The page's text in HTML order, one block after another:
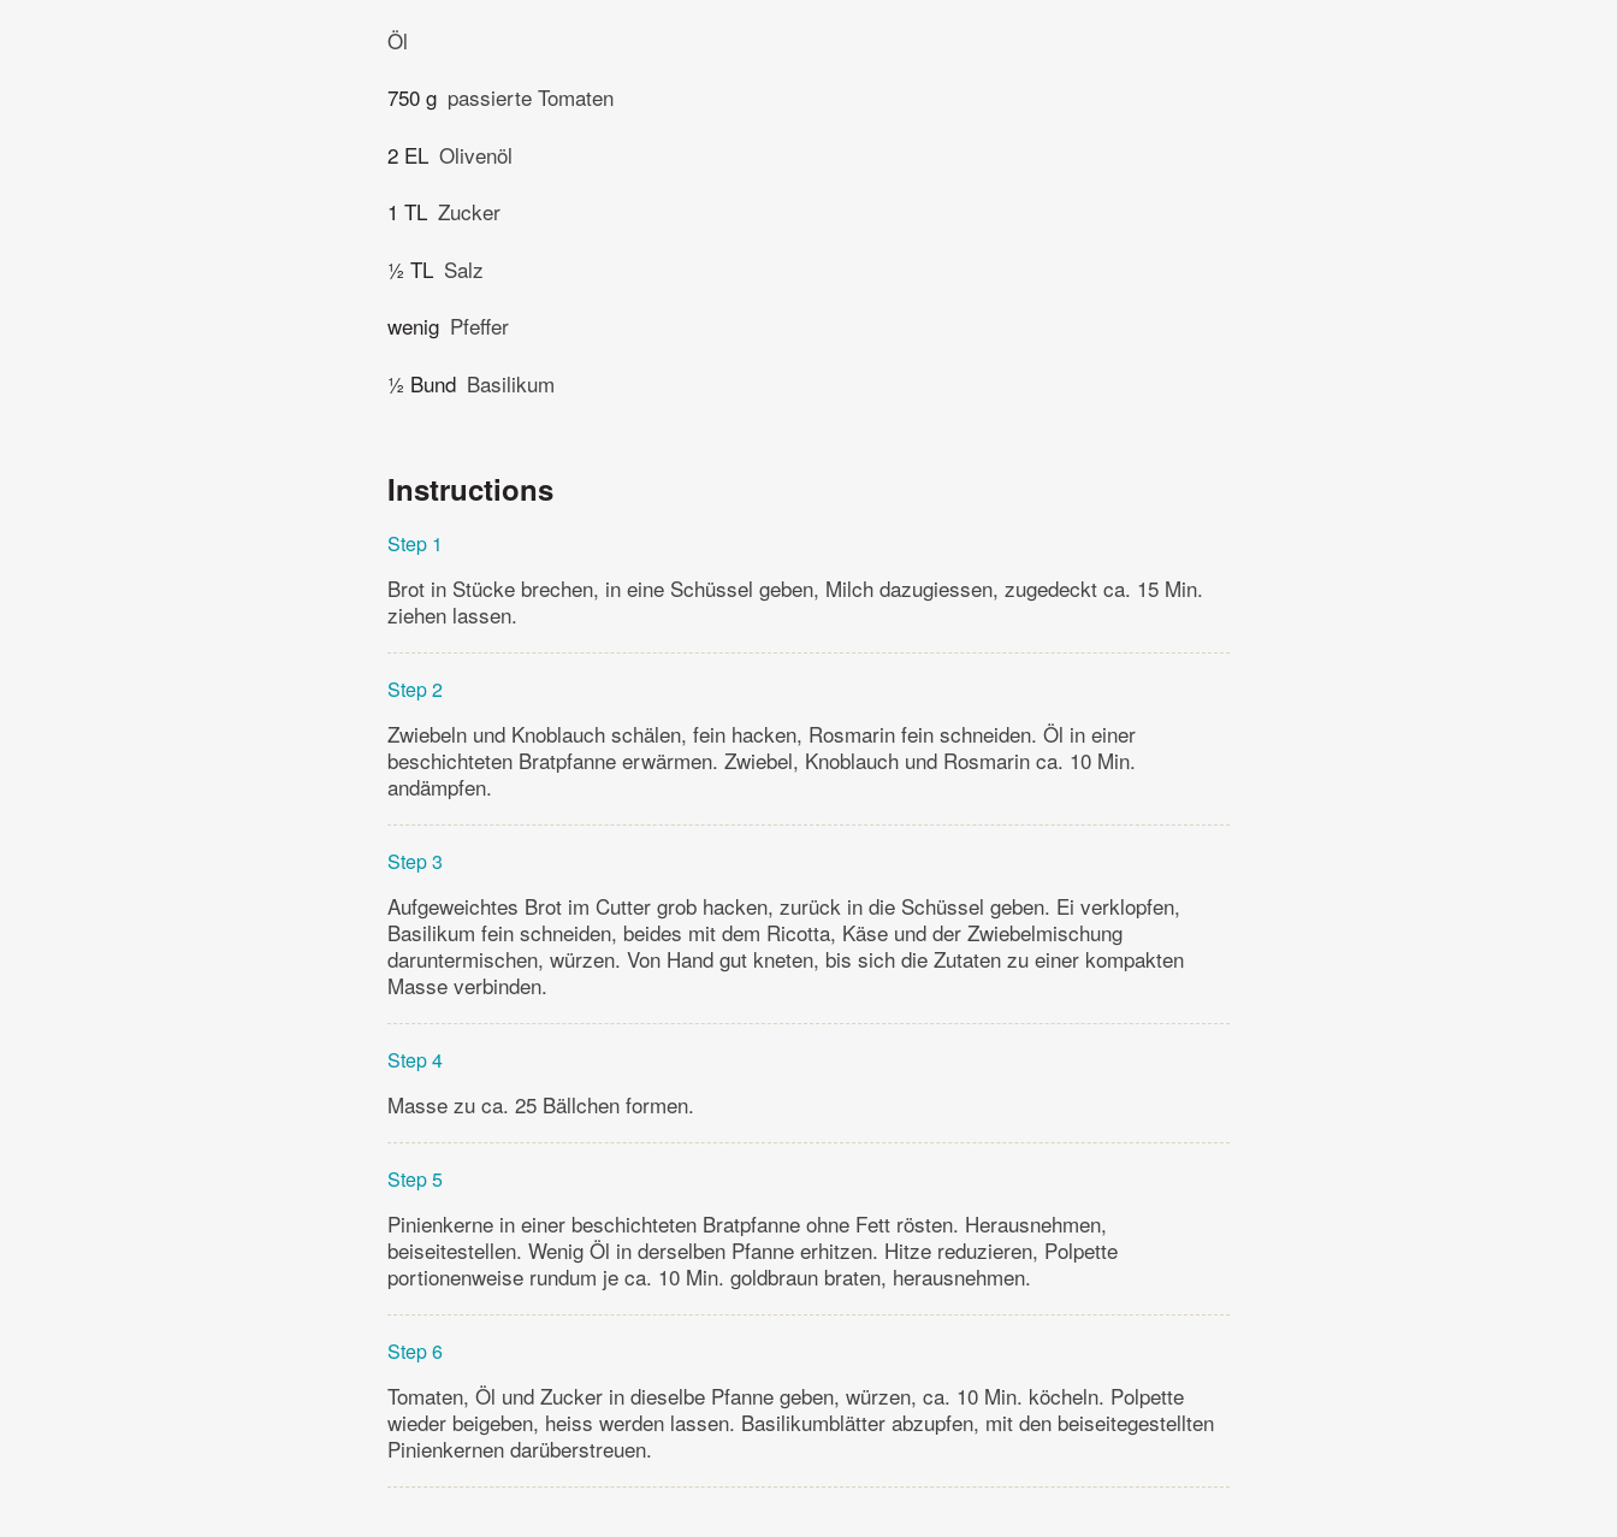
Öl
750 g passierte Tomaten
2 EL Olivenöl
1 TL Zucker
½ TL Salz
wenig Pfeffer
½ Bund Basilikum
Instructions
Step 1
Brot in Stücke brechen, in eine Schüssel geben, Milch dazugiessen, zugedeckt ca. 15 Min.
ziehen lassen.
Step 2
Zwiebeln und Knoblauch schälen, fein hacken, Rosmarin fein schneiden. Öl in einer
beschichteten Bratpfanne erwärmen. Zwiebel, Knoblauch und Rosmarin ca. 10 Min.
andämpfen.
Step 3
Aufgeweichtes Brot im Cutter grob hacken, zurück in die Schüssel geben. Ei verklopfen,
Basilikum fein schneiden, beides mit dem Ricotta, Käse und der Zwiebelmischung
daruntermischen, würzen. Von Hand gut kneten, bis sich die Zutaten zu einer kompakten
Masse verbinden.
Step 4
Masse zu ca. 25 Bällchen formen.
Step 5
Pinienkerne in einer beschichteten Bratpfanne ohne Fett rösten. Herausnehmen,
beiseitestellen. Wenig Öl in derselben Pfanne erhitzen. Hitze reduzieren, Polpette
portionenweise rundum je ca. 10 Min. goldbraun braten, herausnehmen.
Step 6
Tomaten, Öl und Zucker in dieselbe Pfanne geben, würzen, ca. 10 Min. köcheln. Polpette
wieder beigeben, heiss werden lassen. Basilikumblätter abzupfen, mit den beiseitegestellten
Pinienkernen darüberstreuen.